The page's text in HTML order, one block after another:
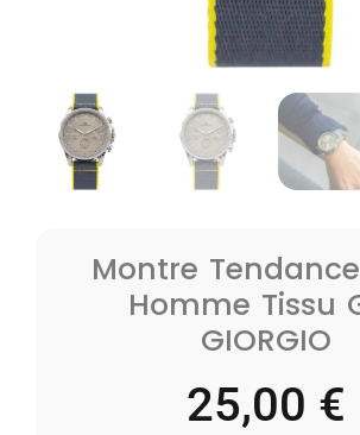
Montre
Homme Tissu
GIORGIO
25,00 €